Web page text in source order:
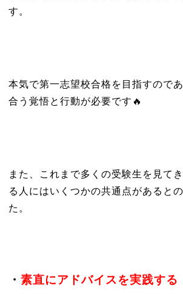
す。
本気で第一志望校合格を目指すので
合う覚悟と行動が必要です🔥
また、これまで多くの受験生を見て
る人にはいくつかの共通点があると
た。
・ 素直にアドバイスを実践する